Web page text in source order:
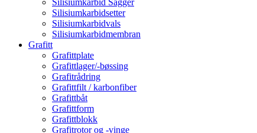
Silisiumkarbidsetter
Silisiumkarbidvals
Silisiumkarbidmembran
Grafitt
Grafittplate
Grafittlager/-bøssing
Grafitrådring
Grafittfilt / karbonfiber
Grafittbåt
Grafittform
Grafittblokk
Grafitrotor og -vinge